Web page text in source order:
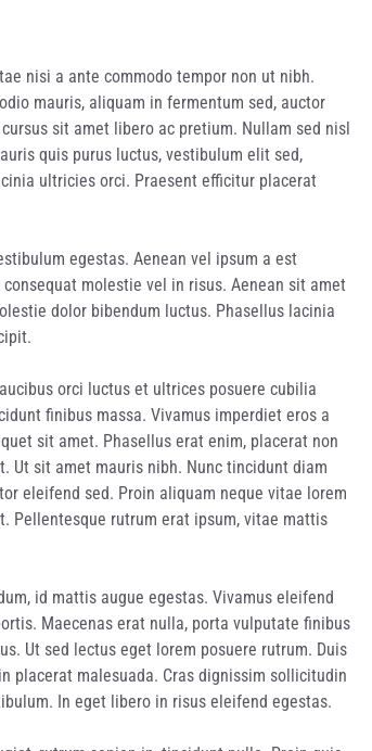
nisi a ante commodo tempor non ut nibh.
mauris, aliquam in fermentum sed, auctor
sit amet libero ac pretium. Nullam sed nisl
quis purus luctus, vestibulum elit sed,
ultricies orci. Praesent efficitur placerat
egestas. Aenean vel ipsum a est
molestie vel in risus. Aenean sit amet
dolor bibendum luctus. Phasellus lacinia
orci luctus et ultrices posuere cubilia
finibus massa. Vivamus imperdiet eros a
sit amet. Phasellus erat enim, placerat non
Ut sit amet mauris nibh. Nunc tincidunt diam
eleifend sed. Proin aliquam neque vitae lorem
Pellentesque rutrum erat ipsum, vitae mattis
id mattis augue egestas. Vivamus eleifend
Maecenas erat nulla, porta vulputate finibus
Ut sed lectus eget lorem posuere rutrum. Duis
placerat malesuada. Cras dignissim sollicitudin
In eget libero in risus eleifend egestas.